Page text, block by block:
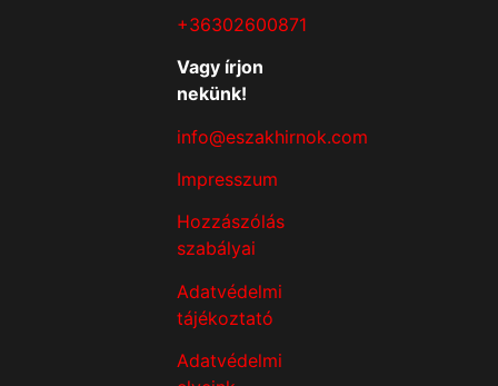
+36302600871
Vagy írjon
nekünk!
info@eszakhirnok.com
Impresszum
Hozzászólás
szabályai
Adatvédelmi
tájékoztató
Adatvédelmi